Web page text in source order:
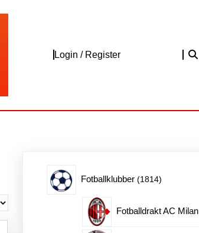
Login / RegisterLogin
Fotballklubber 18141814
Fotballdrakt AC Milan